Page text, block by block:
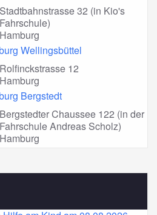
Stadtbahnstrasse 32 (in Kio's
Fahrschule)
Hamburg
Wellingsbüttel
Rolfinckstrasse 12
Hamburg
Bergstedt
Bergstedter Chaussee 122 (in der
Fahrschule Andreas Scholz)
Hamburg